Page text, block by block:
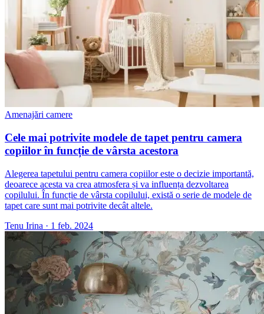
Amenajări camere
Cele mai potrivite modele de tapet pentru camera
copiilor în funcție de vârsta acestora
Alegerea tapetului pentru camera copiilor este o decizie importantă,
deoarece acesta va crea atmosfera și va influența dezvoltarea
copilului. În funcție de vârsta copilului, există o serie de modele de
tapet care sunt mai potrivite decât altele.
Tenu Irina · 1 feb. 2024